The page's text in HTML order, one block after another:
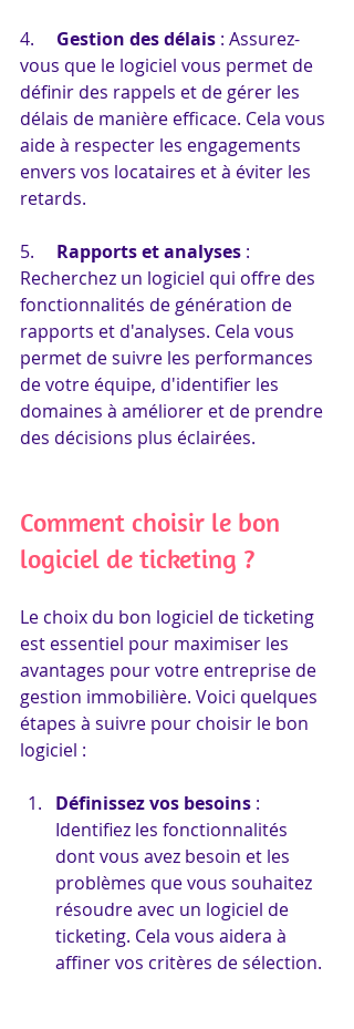
4. Gestion des délais : Assurez-
vous que le logiciel vous permet de
définir des rappels et de gérer les
délais de manière efficace. Cela vous
aide à respecter les engagements
envers vos locataires et à éviter les
retards.
5. Rapports et analyses :
Recherchez un logiciel qui offre des
fonctionnalités de génération de
rapports et d'analyses. Cela vous
permet de suivre les performances
de votre équipe, d'identifier les
domaines à améliorer et de prendre
des décisions plus éclairées.
Comment choisir le bon
logiciel de ticketing ?
Le choix du bon logiciel de ticketing
est essentiel pour maximiser les
avantages pour votre entreprise de
gestion immobilière. Voici quelques
étapes à suivre pour choisir le bon
logiciel :
Définissez vos besoins :
Identifiez les fonctionnalités
dont vous avez besoin et les
problèmes que vous souhaitez
résoudre avec un logiciel de
ticketing. Cela vous aidera à
affiner vos critères de sélection.